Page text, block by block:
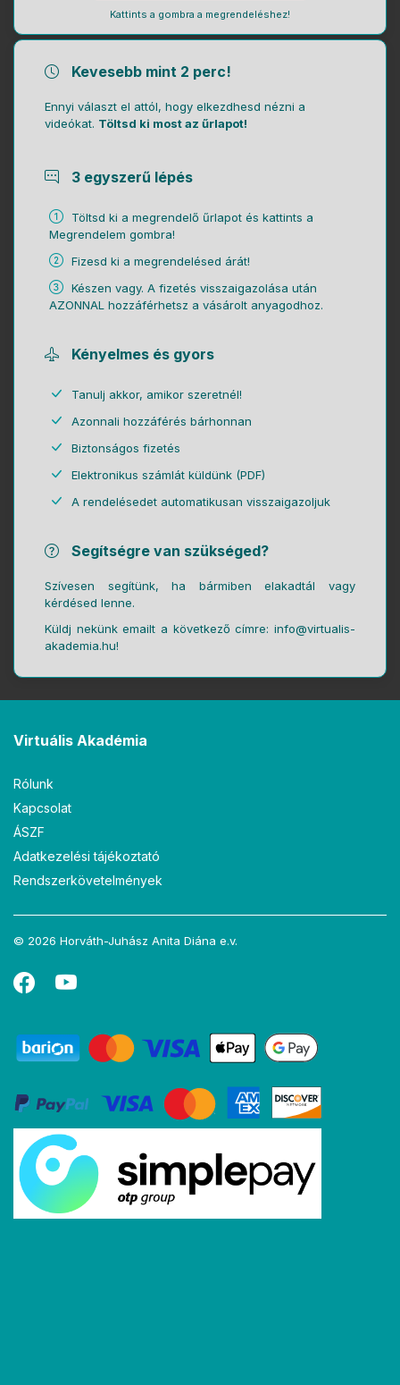
Kattints a gombra a megrendeléshez!
Kevesebb mint 2 perc!
Ennyi választ el attól, hogy elkezdhesd nézni a
videókat. Töltsd ki most az űrlapot!
3 egyszerű lépés
Töltsd ki a megrendelő űrlapot és kattints a
Megrendelem gombra!
Fizesd ki a megrendelésed árát!
Készen vagy. A fizetés visszaigazolása után
AZONNAL hozzáférhetsz a vásárolt anyagodhoz.
Kényelmes és gyors
Tanulj akkor, amikor szeretnél!
Azonnali hozzáférés bárhonnan
Biztonságos fizetés
Elektronikus számlát küldünk (PDF)
A rendelésedet automatikusan visszaigazoljuk
Segítségre van szükséged?
Szívesen segítünk, ha bármiben elakadtál vagy
kérdésed lenne.
Küldj nekünk emailt a következő címre: info@virtualis-
akademia.hu!
Virtuális Akadémia
Rólunk
Kapcsolat
ÁSZF
Adatkezelési tájékoztató
Rendszerkövetelmények
© 2026 Horváth-Juhász Anita Diána e.v.